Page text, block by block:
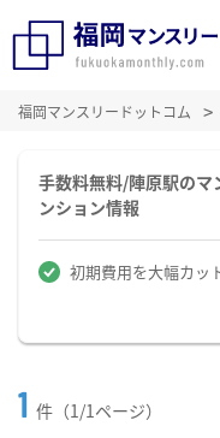
福岡マンスリードットコム
手数料無料/陣原駅のマ
ンション情報
初期費用を大幅カッ
1 件（1/1ページ）